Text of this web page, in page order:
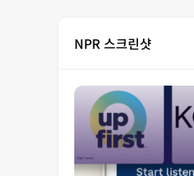
NPR 스크린샷